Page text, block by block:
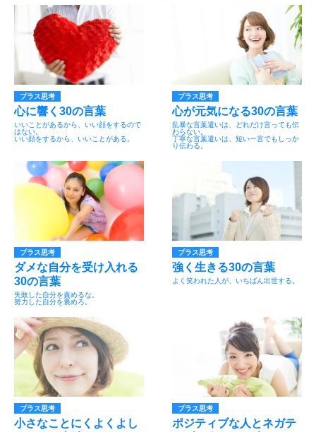
プラス思考
心に響く30の言葉
いいことがあるから、いい顔をするので
はない。
いい顔をするから、いいことがある。
プラス思考
心が元気になる30の言葉
乱暴な言葉遣いは、どれだけ言っても伝
わらない。
丁寧な言葉遣いは、短い一言でもしっか
り伝わる。
プラス思考
ダメな自分を受け入れる
30の言葉
失敗した自分を責めるな。
努力した自分を褒めろ。
プラス思考
強く生きる30の言葉
よく笑われた人が、いちばん出世する。
プラス思考
小さなことにくよくよし
プラス思考
ポジティブな人とネガテ